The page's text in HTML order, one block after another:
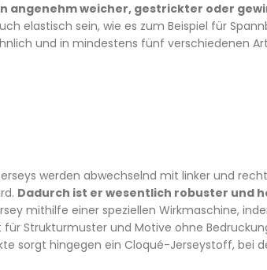
angenehm weicher, gestrickter oder
elastisch sein, wie es zum Beispiel für
und in mindestens fünf verschiedenen
werden abwechselnd mit linker und
Dadurch ist er wesentlich robuster und
mithilfe einer speziellen Wirkmaschine,
Strukturmuster und Motive ohne
sorgt hingegen ein Cloqué-Jerseystoff, bei